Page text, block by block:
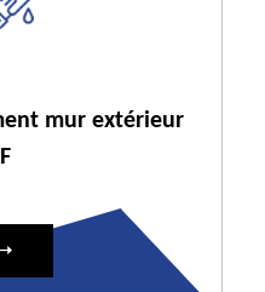
mur extérieur